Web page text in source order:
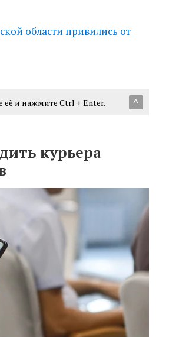
области привились от
^
её и нажмите Ctrl + Enter.
курьера